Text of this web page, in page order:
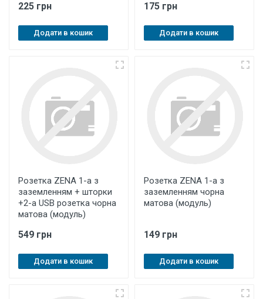
225 грн
Додати в кошик
175 грн
Додати в кошик
Розетка ZENA 1-а з
заземленням + шторки
+2-a USB розетка чорна
матова (модуль)
549 грн
Додати в кошик
Розетка ZENA 1-а з
заземленням чорна
матова (модуль)
149 грн
Додати в кошик